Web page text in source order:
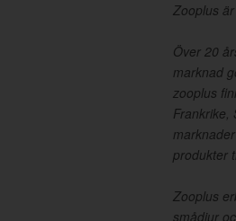
Zooplus
Över 20
marknad
zooplus
Frankrike,
produkter
Zooplus
smådjur